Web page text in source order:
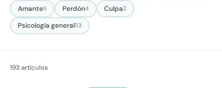
Amante5 Perdón4 Culpa2
Psicología general33
193 artículos